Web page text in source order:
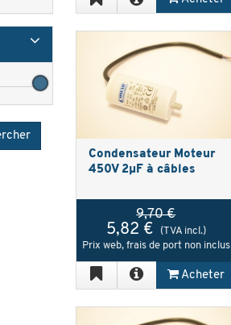
Condensateur Moteur
450V 2µF à câbles
9,70 €
5,82 €
(TVA incl.)
Prix web, frais de port non inclus
Acheter